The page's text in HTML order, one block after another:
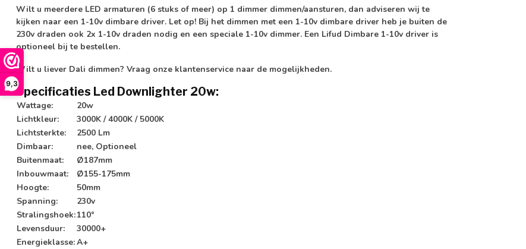
9,3
Wilt u meerdere LED armaturen (6 stuks of meer) op 1 dimmer dimmen/aansturen, dan adviseren wij te
kijken naar een 1-10v dimbare driver. Let op! Bij het dimmen met een 1-10v dimbare driver heb je buiten de
230v draden ook 2x 1-10v draden nodig en een speciale 1-10v dimmer. Een Lifud Dimbare 1-10v driver is
optioneel bij te bestellen.
Wilt u liever Dali dimmen? Vraag onze klantenservice naar de mogelijkheden.
Specificaties Led Downlighter 20w:
Wattage:
20w
Lichtkleur:
3000K / 4000K / 5000K
Lichtsterkte:
2500 Lm
Dimbaar:
nee, Optioneel
Buitenmaat:
Ø187mm
Inbouwmaat:
Ø155-175mm
Hoogte:
50mm
Spanning:
230v
Stralingshoek:110°
Levensduur:
30000+
Energieklasse:A+